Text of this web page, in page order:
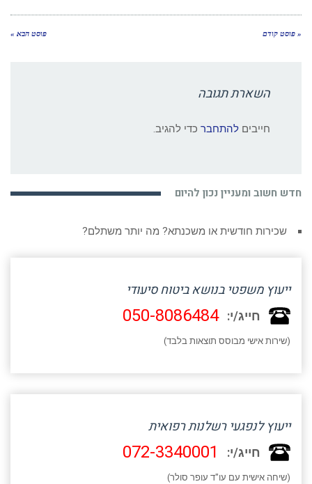
« פוסט קודם פוסט הבא »
השארת תגובה
חייבים להתחבר כדי להגיב.
חדש חשוב ומעניין נכון להיום
שכירות חודשית או משכנתא? מה יותר משתלם?
ייעוץ משפטי בנושא ביטוח סיעודי
חייג/י: 050-8086484
(שירות אישי מבוסס תוצאות בלבד)
ייעוץ לנפגעי רשלנות רפואית
חייג/י: 072-3340001
(שיחה אישית עם עו"ד עופר סולר)